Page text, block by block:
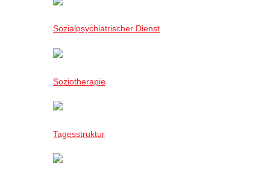
Sozialpsychiatrischer Dienst
Soziotherapie
Tagesstruktur